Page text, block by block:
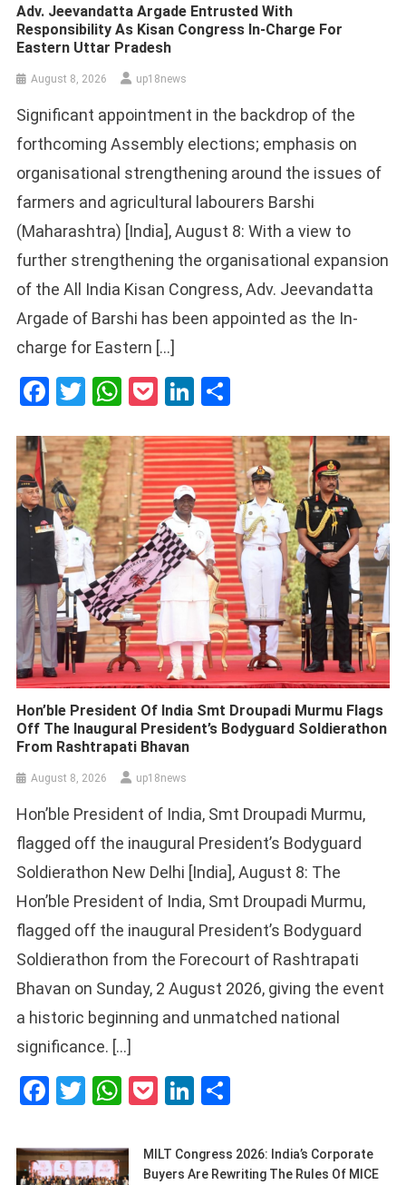
Adv. Jeevandatta Argade Entrusted With
Responsibility As Kisan Congress In-Charge For
Eastern Uttar Pradesh
August 8, 2026 up18news
Significant appointment in the backdrop of the
forthcoming Assembly elections; emphasis on
organisational strengthening around the issues of
farmers and agricultural labourers Barshi
(Maharashtra) [India], August 8: With a view to
further strengthening the organisational expansion
of the All India Kisan Congress, Adv. Jeevandatta
Argade of Barshi has been appointed as the In-
charge for Eastern […]
Facebook
Twitter
WhatsApp
PocketLinkedIn
Hon’ble President Of India Smt Droupadi Murmu Flags
Off The Inaugural President’s Bodyguard Soldierathon
From Rashtrapati Bhavan
August 8, 2026 up18news
Hon’ble President of India, Smt Droupadi Murmu,
flagged off the inaugural President’s Bodyguard
Soldierathon New Delhi [India], August 8: The
Hon’ble President of India, Smt Droupadi Murmu,
flagged off the inaugural President’s Bodyguard
Soldierathon from the Forecourt of Rashtrapati
Bhavan on Sunday, 2 August 2026, giving the event
a historic beginning and unmatched national
significance. […]
Facebook
Twitter
WhatsApp
PocketLinkedIn
MILT Congress 2026: India’s Corporate
Buyers Are Rewriting The Rules Of MICE